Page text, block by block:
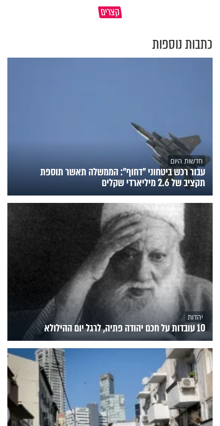
קצרים
כתבות נוספות
חדשות היום
עבור רכש ביטחוני "דחוף": הממשלה תאשר תוספת
תקציב של 2.6 מיליארדי שקלים
יהדות
10 עובדות על חכם יהודה פתיה, לרגל יום ההילולא